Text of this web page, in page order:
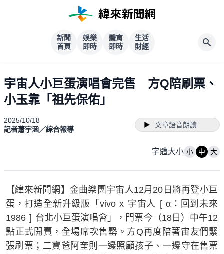
新聞
首頁
娛樂
即時
體育
即時
生活
財經
宇宙人小巨蛋演唱會完售 方Q陪刷票、
小玉靠「祖先保佑」
2025/10/18
記者蕭宇涵／綜合報導
文章語音朗讀
字體大小 小 中 大
【緯來新聞網】金曲樂團宇宙人12月20日將再登小巨
蛋，打造全新升級版「vivo x 宇宙人 [ α：回到未來
1986 ] 台北小巨蛋演唱會」，門票今（18日）中午12
點正式開賣，全場席次售罄。方Q再度陪著宙友們緊
張刷票；二寶爸阿奎則一邊照顧孩子、一邊守在售票